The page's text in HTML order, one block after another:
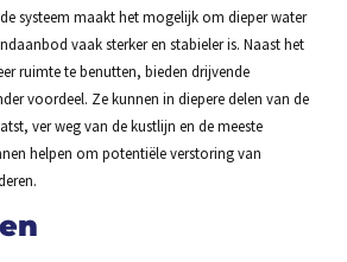
systeem maakt het mogelijk om dieper water
vaak sterker en stabieler is. Naast het
ruimte te benutten, bieden drijvende
voordeel. Ze kunnen in diepere delen van de
ver weg van de kustlijn en de meeste
helpen om potentiële verstoring van